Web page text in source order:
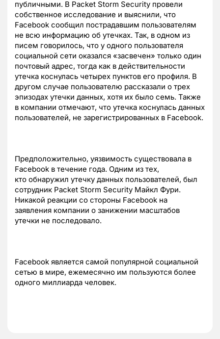
публичными. В Packet Storm Security провели
собственное исследование и выяснили, что
Facebook сообщил пострадавшим пользователям
не всю информацию об утечках. Так, в одном из
писем говорилось, что у одного пользователя
социальной сети оказался «засвечен» только один
почтовый адрес, тогда как в действительности
утечка коснулась четырех пунктов его профиля. В
другом случае пользователю рассказали о трех
эпизодах утечки данных, хотя их было семь. Также
в компании отмечают, что утечка коснулась данных
пользователей, не зарегистрированных в Facebook.
Предположительно, уязвимость существовала в
Facebook в течение года. Одним из тех,
кто обнаружил утечку данных пользователей, был
сотрудник Packet Storm Security Майкл Фури.
Никакой реакции со стороны Facebook на
заявления компании о занижении масштабов
утечки не последовало.
Facebook является самой популярной социальной
сетью в мире, ежемесячно им пользуются более
одного миллиарда человек.